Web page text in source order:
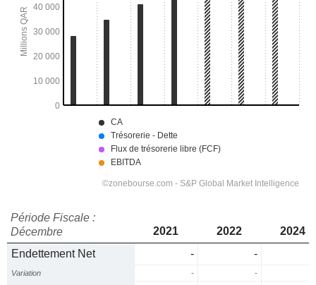
Période Fiscale :
Décembre
2021 2022
2024
Endettement Net
- -
Variation - -